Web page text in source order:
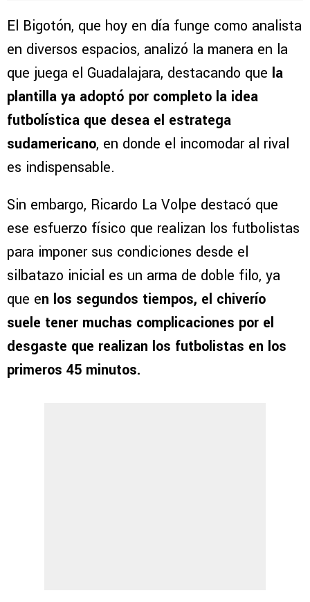
El Bigotón, que hoy en día funge como analista
en diversos espacios, analizó la manera en la
que juega el Guadalajara, destacando que la
plantilla ya adoptó por completo la idea
futbolística que desea el estratega
sudamericano, en donde el incomodar al rival
es indispensable.
Sin embargo, Ricardo La Volpe destacó que
ese esfuerzo físico que realizan los futbolistas
para imponer sus condiciones desde el
silbatazo inicial es un arma de doble filo, ya
que en los segundos tiempos, el chiverío
suele tener muchas complicaciones por el
desgaste que realizan los futbolistas en los
primeros 45 minutos.